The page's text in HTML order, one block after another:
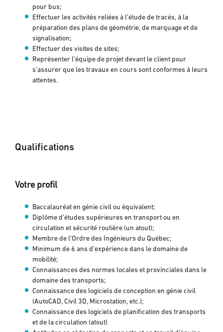
pour bus;
Effectuer les activités reliées à l’étude de tracés, à la
préparation des plans de géométrie, de marquage et de
signalisation;
Effectuer des visites de sites;
Représenter l’équipe de projet devant le client pour
s’assurer que les travaux en cours sont conformes à leurs
attentes.
Qualifications
Votre profil
Baccalauréat en génie civil ou équivalent;
Diplôme d’études supérieures en transport ou en
circulation et sécurité routière (un atout);
Membre de l’Ordre des Ingénieurs du Québec;
Minimum de 6 ans d’expérience dans le domaine de
mobilité;
Connaissances des normes locales et provinciales dans le
domaine des transports;
Connaissance des logiciels de conception en génie civil
(AutoCAD, Civil 3D, Microstation, etc.);
Connaissance des logiciels de planification des transports
et de la circulation (atout)